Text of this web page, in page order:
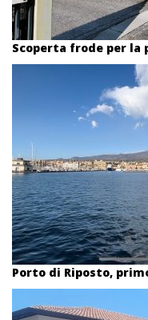
Scoperta frode per la
Porto di Riposto,